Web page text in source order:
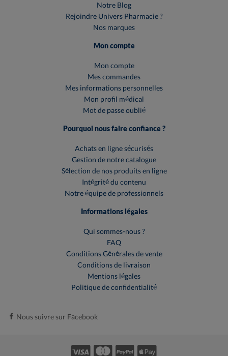
Notre Blog
Rejoindre Univers Pharmacie ?
Nos marques
Mon compte
Mon compte
Mes commandes
Mes informations personnelles
Mon profil médical
Mot de passe oublié
Pourquoi nous faire confiance ?
Achats en ligne sécurisés
Gestion de notre catalogue
Sélection de nos produits en ligne
Intégrité du contenu
Notre équipe de professionnels
Informations légales
Qui sommes-nous ?
FAQ
Conditions Générales de vente
Conditions de livraison
Mentions légales
Politique de confidentialité
Nous suivre sur Facebook